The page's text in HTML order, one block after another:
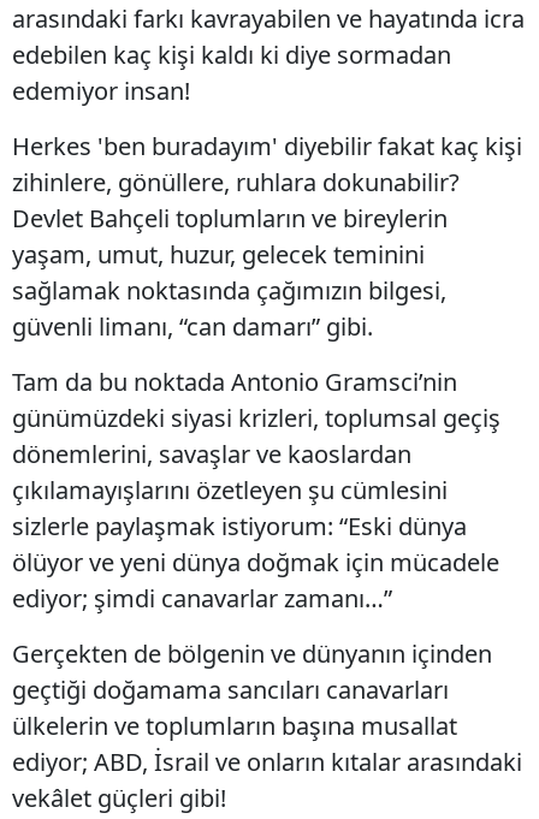
arasındaki farkı kavrayabilen ve hayatında icra
edebilen kaç kişi kaldı ki diye sormadan
edemiyor insan!
Herkes 'ben buradayım' diyebilir fakat kaç kişi
zihinlere, gönüllere, ruhlara dokunabilir?
Devlet Bahçeli toplumların ve bireylerin
yaşam, umut, huzur, gelecek teminini
sağlamak noktasında çağımızın bilgesi,
güvenli limanı, “can damarı” gibi.
Tam da bu noktada Antonio Gramsci’nin
günümüzdeki siyasi krizleri, toplumsal geçiş
dönemlerini, savaşlar ve kaoslardan
çıkılamayışlarını özetleyen şu cümlesini
sizlerle paylaşmak istiyorum: “Eski dünya
ölüyor ve yeni dünya doğmak için mücadele
ediyor; şimdi canavarlar zamanı…”
Gerçekten de bölgenin ve dünyanın içinden
geçtiği doğamama sancıları canavarları
ülkelerin ve toplumların başına musallat
ediyor; ABD, İsrail ve onların kıtalar arasındaki
vekâlet güçleri gibi!